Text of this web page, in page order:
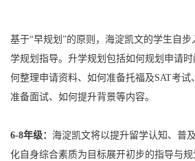
基于“早规划”的原则，海淀凯文的学生自
学规划指导。升学规划包括如何规划申请
何整理申请资料、如何准备托福及SAT考
准备面试、如何提升背景等内容。
6-8年级： 海淀凯文将以提升留学认知、普
化自身综合素质为目标展开初步的指导与规